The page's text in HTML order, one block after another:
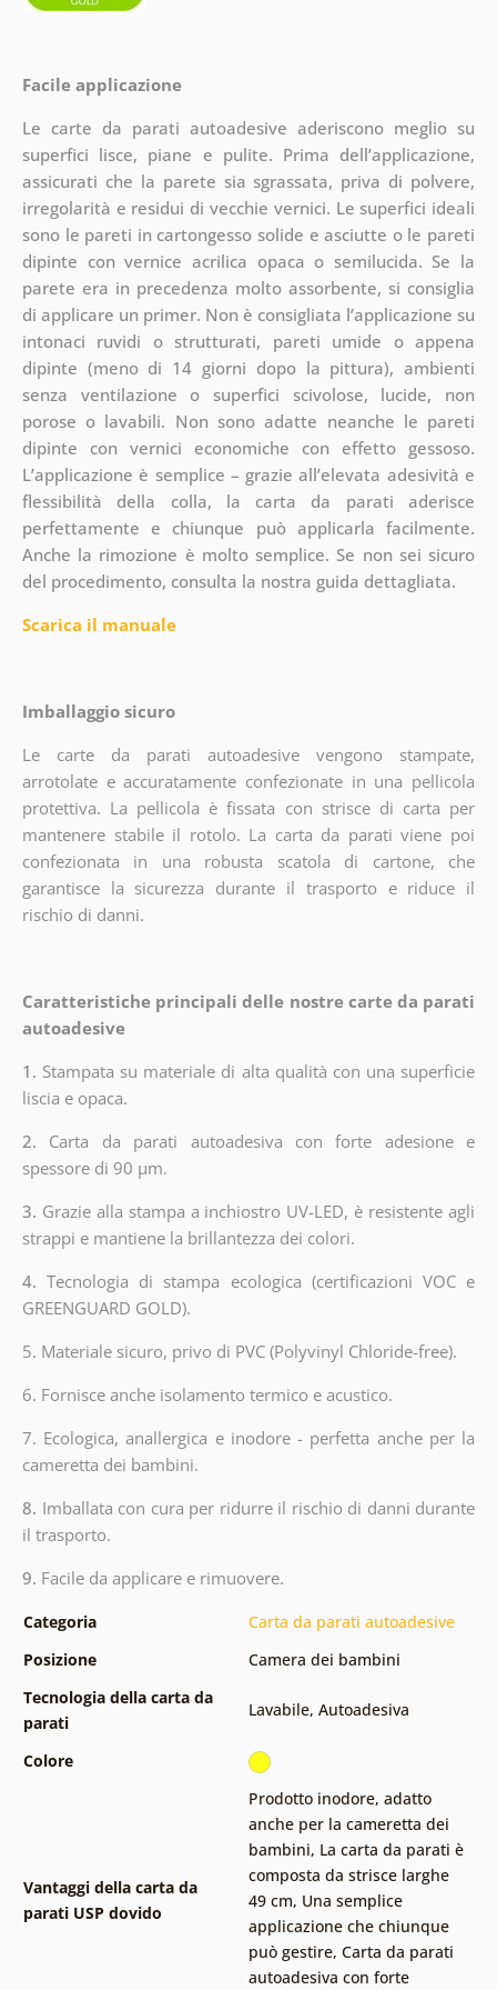
Facile applicazione
Le carte da parati autoadesive aderiscono meglio su
superfici lisce, piane e pulite. Prima dell’applicazione,
assicurati che la parete sia sgrassata, priva di polvere,
irregolarità e residui di vecchie vernici. Le superfici ideali
sono le pareti in cartongesso solide e asciutte o le pareti
dipinte con vernice acrilica opaca o semilucida. Se la
parete era in precedenza molto assorbente, si consiglia
di applicare un primer. Non è consigliata l’applicazione su
intonaci ruvidi o strutturati, pareti umide o appena
dipinte (meno di 14 giorni dopo la pittura), ambienti
senza ventilazione o superfici scivolose, lucide, non
porose o lavabili. Non sono adatte neanche le pareti
dipinte con vernici economiche con effetto gessoso.
L’applicazione è semplice – grazie all’elevata adesività e
flessibilità della colla, la carta da parati aderisce
perfettamente e chiunque può applicarla facilmente.
Anche la rimozione è molto semplice. Se non sei sicuro
del procedimento, consulta la nostra guida dettagliata.
Scarica il manuale
Imballaggio sicuro
Le carte da parati autoadesive vengono stampate,
arrotolate e accuratamente confezionate in una pellicola
protettiva. La pellicola è fissata con strisce di carta per
mantenere stabile il rotolo. La carta da parati viene poi
confezionata in una robusta scatola di cartone, che
garantisce la sicurezza durante il trasporto e riduce il
rischio di danni.
Caratteristiche principali delle nostre carte da parati
autoadesive
1. Stampata su materiale di alta qualità con una superficie
liscia e opaca.
2. Carta da parati autoadesiva con forte adesione e
spessore di 90 µm.
3. Grazie alla stampa a inchiostro UV-LED, è resistente agli
strappi e mantiene la brillantezza dei colori.
4.Tecnologia di stampa ecologica (certificazioni VOC e
GREENGUARD GOLD).
5. Materiale sicuro, privo di PVC (Polyvinyl Chloride-free).
6. Fornisce anche isolamento termico e acustico.
7. Ecologica, anallergica e inodore - perfetta anche per la
cameretta dei bambini.
8. Imballata con cura per ridurre il rischio di danni durante
il trasporto.
9. Facile da applicare e rimuovere.
Categoria
Carta da parati autoadesive
Posizione
Camera dei bambini
Tecnologia della carta da
parati
Lavabile, Autoadesiva
Colore
Vantaggi della carta da
parati USP dovido
Prodotto inodore, adatto
anche per la cameretta dei
bambini, La carta da parati è
composta da strisce larghe
49 cm, Una semplice
applicazione che chiunque
può gestire, Carta da parati
autoadesiva con forte